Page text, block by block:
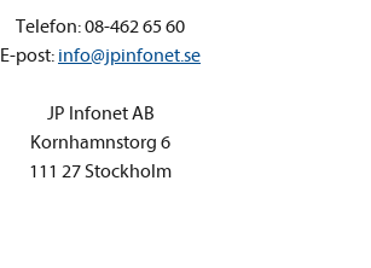
Telefon: 08-462 65 60
E-post: info@jpinfonet.se
JP Infonet AB
Kornhamnstorg 6
111 27 Stockholm